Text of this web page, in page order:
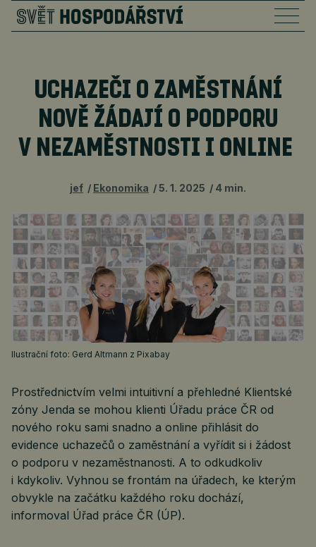
UCHAZEČI O ZAMĚSTNÁNÍ
NOVĚ ŽÁDAJÍ O PODPORU
V NEZAMĚSTNOSTI I ONLINE
jef Ekonomika 5. 1. 2025 4 min.
Ilustrační foto: Gerd Altmann z Pixabay
Prostřednictvím velmi intuitivní a přehledné Klientské
zóny Jenda se mohou klienti Úřadu práce ČR od
nového roku sami snadno a online přihlásit do
evidence uchazečů o zaměstnání a vyřídit si i žádost
o podporu v nezaměstnanosti. A to odkudkoliv
i kdykoliv. Vyhnou se frontám na úřadech, ke kterým
obvykle na začátku každého roku dochází,
informoval Úřad práce ČR (ÚP).